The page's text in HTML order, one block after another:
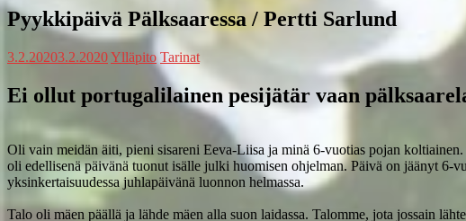
Pyykkipäivä Pälksaaressa / Pertti Sarlund
3.2.20203.2.2020Ylläpito Tarinat
Ei ollut portugalilainen pesijätär vaan
Oli vain meidän äiti, pieni sisareni Eeva-Liisa ja minä 6-vuotias pojan
oli edellisenä päivänä tuonut isälle julki huomisen ohjelman. Päivä on jäänyt
yksinkertaisuudessa juhlapäivänä luonnon helmassa.
Talo oli mäen päällä ja lähde mäen alla suon laidassa. Talomme, jota jossain